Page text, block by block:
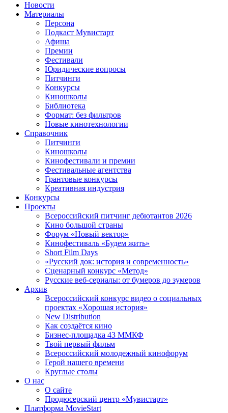
Новости
Материалы
Персона
Подкаст Мувистарт
Афиша
Премии
Фестивали
Юридические вопросы
Питчинги
Конкурсы
Киношколы
Библиотека
Формат: без фильтров
Новые кинотехнологии
Справочник
Питчинги
Киношколы
Кинофестивали и премии
Фестивальные агентства
Грантовые конкурсы
Креативная индустрия
Конкурсы
Проекты
Всероссийский питчинг дебютантов 2026
Кино большой страны
Форум «Новый вектор»
Кинофестиваль «Будем жить»
Short Film Days
«Русский док: история и современность»
Сценарный конкурс «Метод»
Русские веб-сериалы: от бумеров до зумеров
Архив
Всероссийский конкурс видео о социальных
проектах «Хорошая история»
New Distribution
Как создаётся кино
Бизнес-площадка 43 ММКФ
Твой первый фильм
Всероссийский молодежный кинофорум
Герой нашего времени
Круглые столы
О нас
О сайте
Продюсерский центр «Мувистарт»
Платформа MovieStart